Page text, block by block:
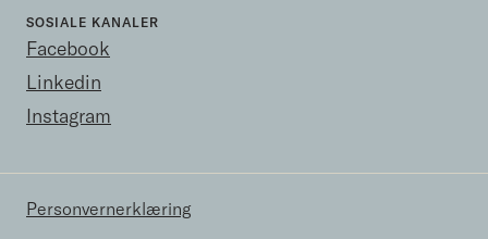
SOSIALE KANALER
Facebook
Linkedin
Instagram
Personvernerklæring